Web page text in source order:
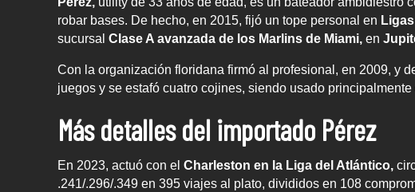
robar bases. De hecho, en 2015, fijó un tope personal en
sucursal Clase A avanzada de los Marlins de Miami, en
Con la organización floridana firmó al profesional, en 2009, y
juegos y se estafó cuatro cojines, siendo usado
Más detalles del importado Pérez
En 2023, actuó con el Charleston en la Liga del Atlántico,
.241/.296/.349 en 395 viajes al plato, divididos en 108